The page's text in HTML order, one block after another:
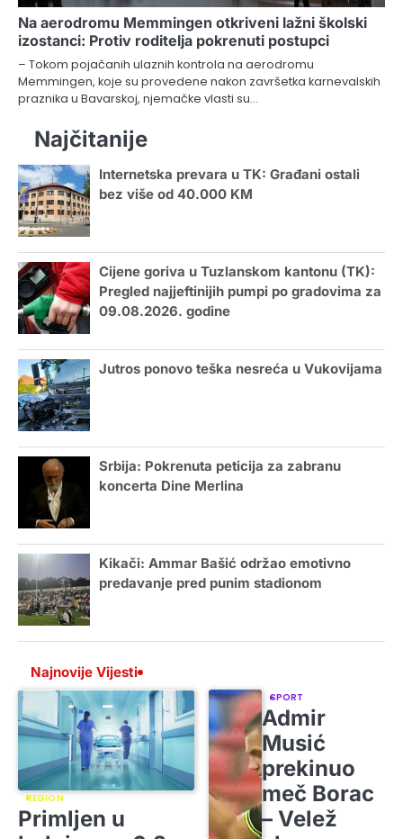
Na aerodromu Memmingen otkriveni lažni školski
izostanci: Protiv roditelja pokrenuti postupci
– Tokom pojačanih ulaznih kontrola na aerodromu
Memmingen, koje su provedene nakon završetka karnevalskih
praznika u Bavarskoj, njemačke vlasti su…
Najčitanije
Internetska prevara u TK: Građani ostali
bez više od 40.000 KM
Cijene goriva u Tuzlanskom kantonu (TK):
Pregled najjeftinijih pumpi po gradovima za
09.08.2026. godine
Jutros ponovo teška nesreća u Vukovijama
Srbija: Pokrenuta peticija za zabranu
koncerta Dine Merlina
Kikači: Ammar Bašić održao emotivno
predavanje pred punim stadionom
Najnovije Vijesti
REGION
Primljen u
SPORT
Admir
Musić
prekinuo
meč Borac
– Velež